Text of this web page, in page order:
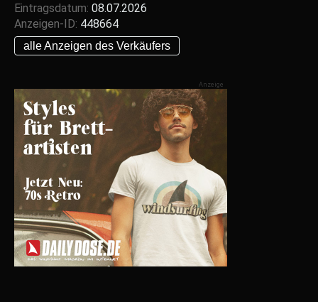
Eintragsdatum: 08.07.2026
Anzeigen-ID: 448664
alle Anzeigen des Verkäufers